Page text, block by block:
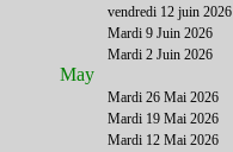
A la Une
vendredi 12 juin 2026
Mardi 9 Juin 2026
Mardi 2 Juin 2026
May
Mardi 26 Mai 2026
Mardi 19 Mai 2026
Mardi 12 Mai 2026